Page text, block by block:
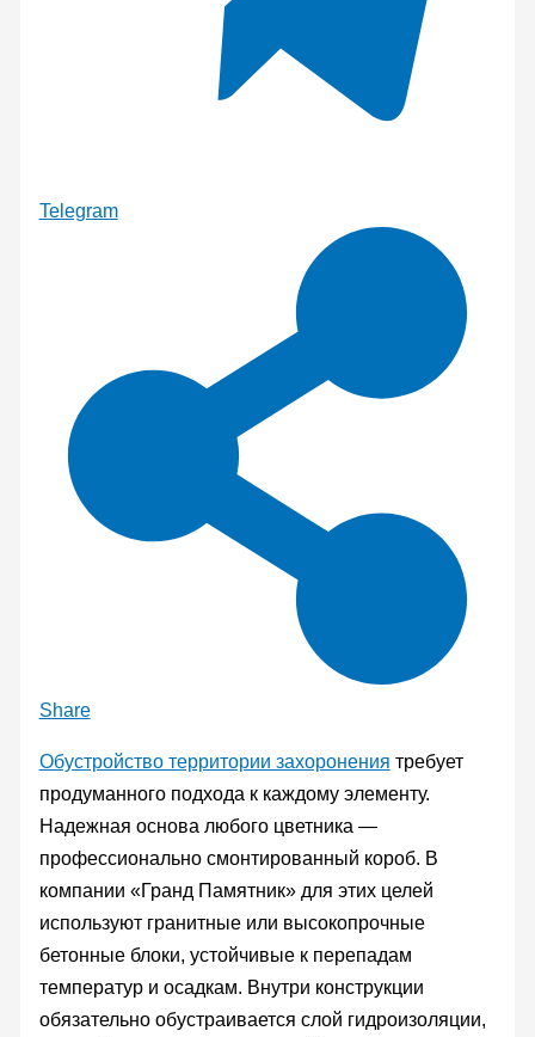
Telegram
Share
Обустройство территории захоронения требует
продуманного подхода к каждому элементу.
Надежная основа любого цветника —
профессионально смонтированный короб. В
компании «Гранд Памятник» для этих целей
используют гранитные или высокопрочные
бетонные блоки, устойчивые к перепадам
температур и осадкам. Внутри конструкции
обязательно обустраивается слой гидроизоляции,